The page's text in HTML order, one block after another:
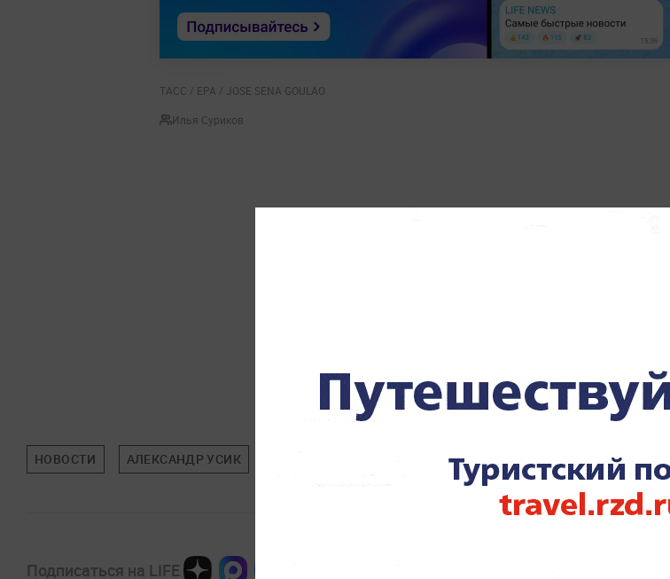
ТАСС / EPA / JOSE SENA GOULAO
Илья Суриков
НОВОСТИ АЛЕКСАНДР УСИК ТАЙСОН ФЬЮРИ
Подписаться на LIFE